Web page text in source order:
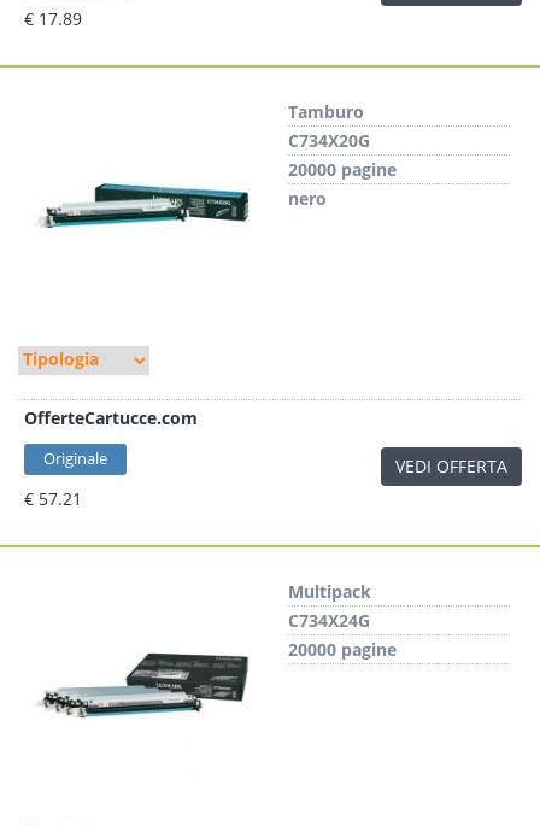
€ 17.89
Tamburo
C734X20G
20000 pagine
nero
OfferteCartucce.com
Originale
€ 57.21
VEDI OFFERTA
Multipack
C734X24G
20000 pagine